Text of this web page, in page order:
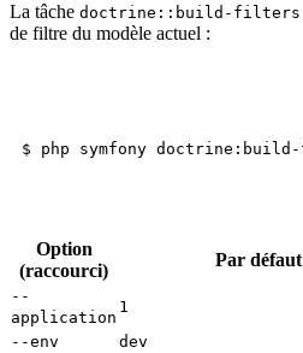
La tâche doctrine::build-filters
de filtre du modèle actuel :
Option
(raccourci)
Par défaut
--
application
1
--env dev